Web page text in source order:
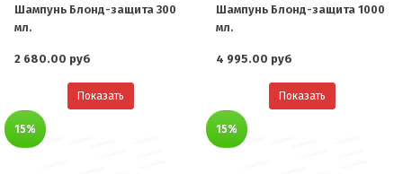
Шампунь Блонд-защита 300
мл.
2 680.00 руб
Показать
Шампунь Блонд-защита 1000
мл.
4 995.00 руб
Показать
15% 15%